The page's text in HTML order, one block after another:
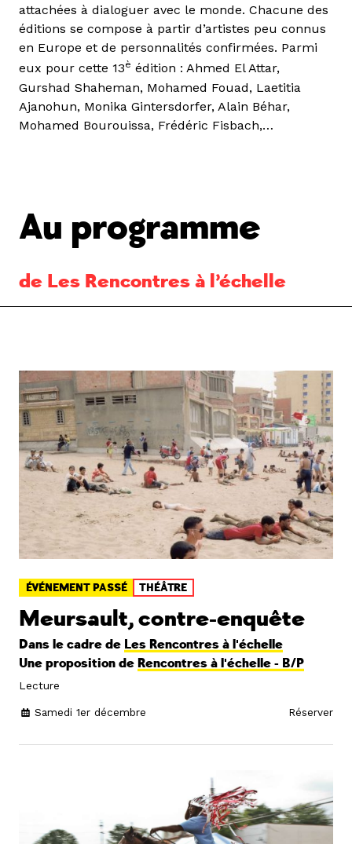
attachées à dialoguer avec le monde. Chacune des
éditions se compose à partir d’artistes peu connus
en Europe et de personnalités confirmées. Parmi
eux pour cette 13è édition : Ahmed El Attar,
Gurshad Shaheman, Mohamed Fouad, Laetitia
Ajanohun, Monika Gintersdorfer, Alain Béhar,
Mohamed Bourouissa, Frédéric Fisbach,…
Au programme
de Les Rencontres à l’échelle
ÉVÉNEMENT PASSÉ THÉÂTRE
Meursault, contre-enquête
Dans le cadre de Les Rencontres à l'échelle
Une proposition de Rencontres à l'échelle - B/P
Lecture
Samedi 1er décembre Réserver